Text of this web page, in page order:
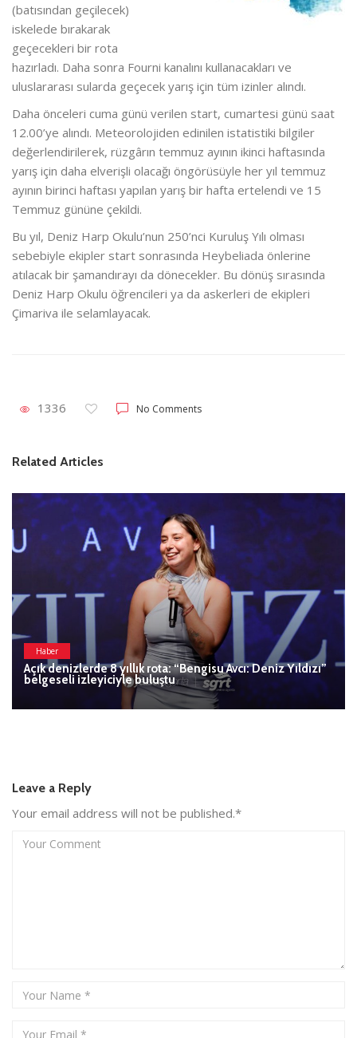
(batısından geçilecek)
iskelede bırakarak
geçecekleri bir rota
hazırladı. Daha sonra Fourni kanalını kullanacakları ve
uluslararası sularda geçecek yarış için tüm izinler alındı.
Daha önceleri cuma günü verilen start, cumartesi günü saat
12.00’ye alındı. Meteorolojiden edinilen istatistiki bilgiler
değerlendirilerek, rüzgârın temmuz ayının ikinci haftasında
yarış için daha elverişli olacağı öngörüsüyle her yıl temmuz
ayının birinci haftası yapılan yarış bir hafta ertelendi ve 15
Temmuz gününe çekildi.
Bu yıl, Deniz Harp Okulu’nun 250’nci Kuruluş Yılı olması
sebebiyle ekipler start sonrasında Heybeliada önlerine
atılacak bir şamandırayı da dönecekler. Bu dönüş sırasında
Deniz Harp Okulu öğrencileri ya da askerleri de ekipleri
Çimariva ile selamlayacak.
1336 No Comments
Related Articles
Haber
Açık denizlerde 8 yıllık rota: “Bengisu Avcı: Deniz Yıldızı”
belgeseli izleyiciyle buluştu
Leave a Reply
Your email address will not be published.*